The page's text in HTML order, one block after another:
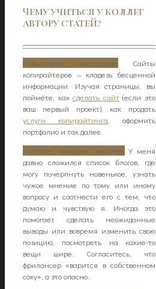
Чему учиться у коллег
автору статей?
Повышайте мастерство.
Сайты
копирайтеров — кладезь бесценной
информации. Изучая страницы, вы
поймёте, каксделать сайт(если это
ваш первый проект), как продать
услуги копирайтинга , оформить
портфолио и так далее.
Читайте, читайте, читайте! У меня
давно сложился список блогов, где
могу почерпнуть новенькое, узнать
чужое мнение по тому или иному
вопросу и соотнести его с тем, что
думаю и чувствую я. Иногда это
помогает сделать неожиданные
выводы или вовремя изменить свою
позицию, посмотреть на какие-то
вещи шире. Согласитесь, что
фрилансер «варится в собственном
соку», а это опасно.